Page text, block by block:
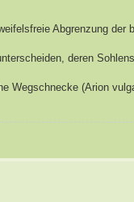
Abgrenzung der
deren
Wegschnecke (Arion